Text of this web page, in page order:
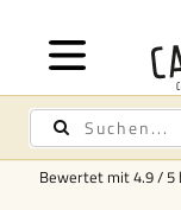
Bewertet mit4.9/5